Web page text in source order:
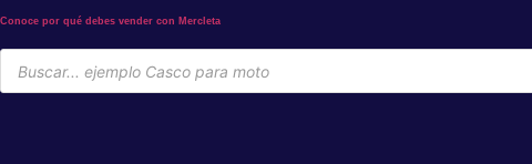
Conoce por qué debes vender con Mercleta
Búsqueda
de
productos